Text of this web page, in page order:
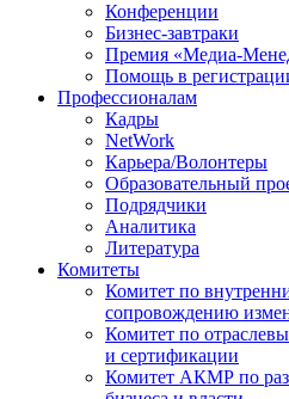
Конференции
Бизнес-завтраки
Премия «Медиа-
Помощь в
Профессионалам
Кадры
NetWork
Карьера/Волонтеры
Образовательный
Подрядчики
Аналитика
Литература
Комитеты
Комитет по
сопровождению
Комитет по
и сертификации
Комитет АКМР по